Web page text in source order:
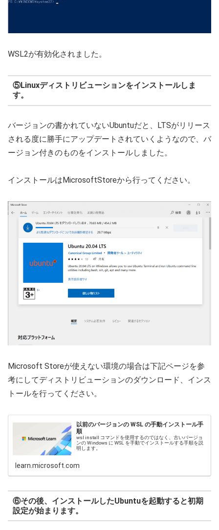
WSL2が有効化されました。
⑤Linuxディストリビューションをインストールしま
す。
バージョンの書かれていないUbuntuだと、LTSがリリース
される度に勝手にアップデートされていくようなので、バ
ージョン付きのものをインストールしました。
インストールはMicrosoftStoreから行ってください。
Microsoft Storeが使えない環境の場合は下記ページを参
考にしてディストリビューションのダウンロード、インス
トールを行ってください。
以前のバージョンの WSL の手動インストール手
順
wsl install コマンドを使用するのではなく、古いバージョ
ンの Windows に WSL を手動でインストールする手順を説
明します。
learn.microsoft.com
⑥その後、インストールしたUbuntuを起動すると初期
設定が始まります。